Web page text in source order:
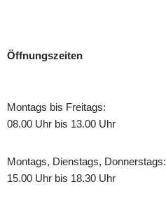
Öffnungszeiten
Montags bis Freitags:
08.00 Uhr bis 13.00 Uhr
Montags, Dienstags, Donnerstags:
15.00 Uhr bis 18.30 Uhr